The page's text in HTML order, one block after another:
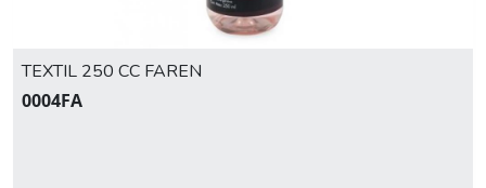
TEXTIL 250 CC FAREN
0004FA